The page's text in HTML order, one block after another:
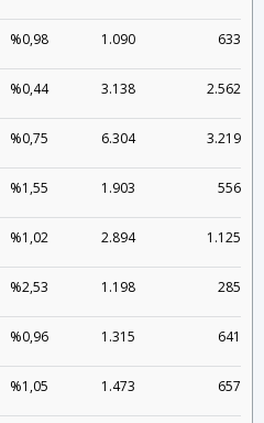
%0,98 1.090 633
%0,44 3.138 2.562
%0,75 6.304 3.219
%1,55 1.903 556
%1,02 2.894 1.125
%2,53 1.198 285
%0,96 1.315 641
%1,05 1.473 657